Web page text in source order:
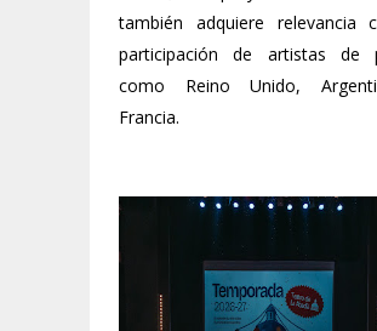
también adquiere relevancia
participación de artistas de
como Reino Unido,
Francia.